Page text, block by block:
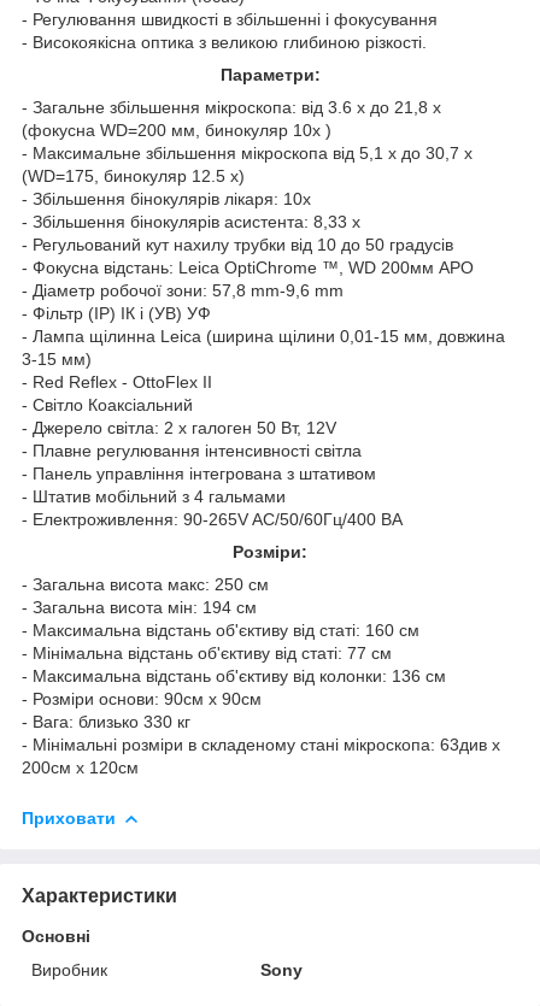
- Регулювання швидкості в збільшенні і фокусування
- Високоякісна оптика з великою глибиною різкості.
Параметри:
- Загальне збільшення мікроскопа: від 3.6 x до 21,8 x
(фокусна WD=200 мм, бинокуляр 10x )
- Максимальне збільшення мікроскопа від 5,1 x до 30,7 x
(WD=175, бинокуляр 12.5 x)
- Збільшення бінокулярів лікаря: 10x
- Збільшення бінокулярів асистента: 8,33 x
- Регульований кут нахилу трубки від 10 до 50 градусів
- Фокусна відстань: Leica OptiChrome ™, WD 200мм APO
- Діаметр робочої зони: 57,8 mm-9,6 mm
- Фільтр (ІР) ІК і (УВ) УФ
- Лампа щілинна Leica (ширина щілини 0,01-15 мм, довжина
3-15 мм)
- Red Reflex - OttoFlex II
- Світло Коаксіальний
- Джерело світла: 2 х галоген 50 Вт, 12V
- Плавне регулювання інтенсивності світла
- Панель управління інтегрована з штативом
- Штатив мобільний з 4 гальмами
- Електроживлення: 90-265V AC/50/60Гц/400 ВА
Розміри:
- Загальна висота макс: 250 см
- Загальна висота мін: 194 см
- Максимальна відстань об'єктиву від статі: 160 см
- Мінімальна відстань об'єктиву від статі: 77 см
- Максимальна відстань об'єктиву від колонки: 136 см
- Розміри основи: 90см х 90см
- Вага: близько 330 кг
- Мінімальні розміри в складеному стані мікроскопа: 63див х
200см х 120см
Приховати
Характеристики
Основні
Виробник
Sony